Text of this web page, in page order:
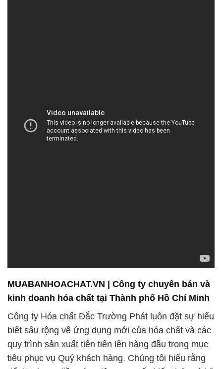
MUABANHOACHAT.VN | Công ty chuyên bán và
kinh doanh hóa chất tại Thành phố Hồ Chí Minh
Công ty Hóa chất Đắc Trường Phát luôn đặt sự hiểu
biết sâu rộng về ứng dụng mới của hóa chất và các
quy trình sản xuất tiên tiến lên hàng đầu trong mục
tiêu phục vụ Quý khách hàng. Chúng tôi hiểu rằng